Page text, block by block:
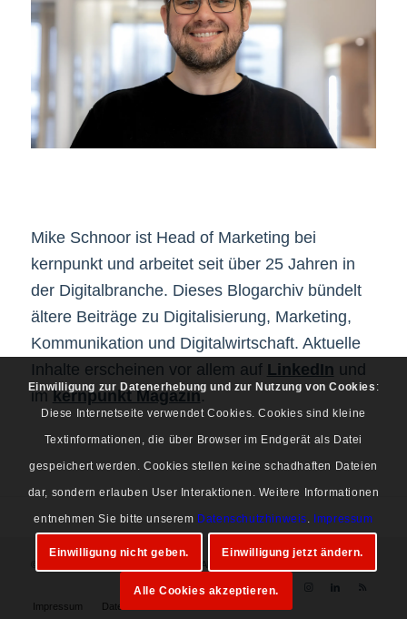
Mike Schnoor ist Head of Marketing bei
kernpunkt und arbeitet seit über 25 Jahren in
der Digitalbranche. Dieses Blogarchiv bündelt
ältere Beiträge zu Digitalisierung, Marketing,
Kommunikation und Digitalwirtschaft. Aktuelle
Inhalte erscheinen vor allem auf LinkedIn und
imkernpunkt Magazin.
© Copyright 1997-2026 Mike Schnoor. Alle Rechte vorbehalten.
Impressum Datenschutz
Einwilligung zur Datenerhebung und zur Nutzung von Cookies :
Diese Internetseite verwendet Cookies. Cookies sind kleine
Textinformationen, die über Browser im Endgerät als Datei
gespeichert werden. Cookies stellen keine schadhaften Dateien
dar, sondern erlauben User Interaktionen. Weitere Informationen
entnehmen Sie bitte unserem Datenschutzhinweis. Impressum
Einwilligung nicht geben. Einwilligung jetzt ändern.
Alle Cookies akzeptieren.